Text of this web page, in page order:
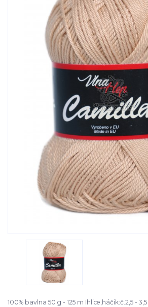
100% bavlna 50 g - 125 m Ihlice,háčik:č.2,5 - 3,5